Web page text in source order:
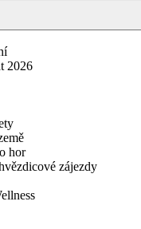
2026
hor
zájezdy